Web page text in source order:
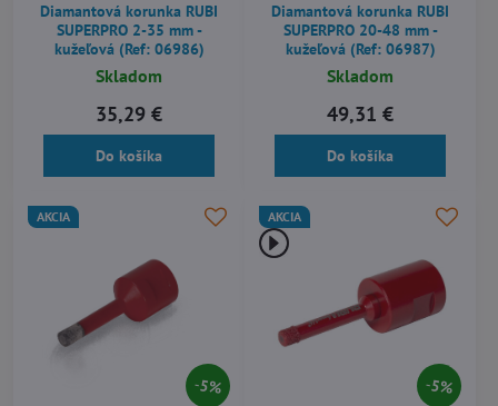
Diamantová korunka RUBI
SUPERPRO 2-35 mm -
kužeľová (Ref: 06986)
Skladom
35,29 €
Do košíka
Diamantová korunka RUBI
SUPERPRO 20-48 mm -
kužeľová (Ref: 06987)
Skladom
49,31 €
Do košíka
5%
AKCIA
5%
AKCIA